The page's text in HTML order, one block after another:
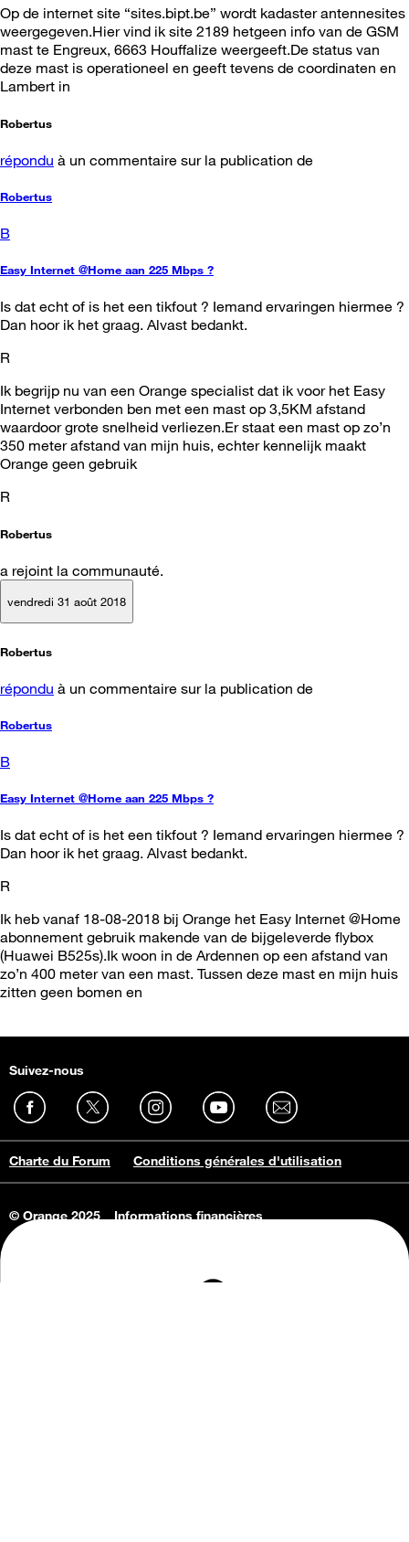
Op de internet site “sites.bipt.be” wordt kadaster antennesites
weergegeven.Hier vind ik site 2189 hetgeen info van de GSM
mast te Engreux, 6663 Houffalize weergeeft.De status van
deze mast is operationeel en geeft tevens de coordinaten en
Lambert in
Robertus
répondu à un commentaire sur la publication de
Robertus
B
Easy Internet @Home aan 225 Mbps ?
Is dat echt of is het een tikfout ? Iemand ervaringen hiermee ?
Dan hoor ik het graag. Alvast bedankt.
R
Ik begrijp nu van een Orange specialist dat ik voor het Easy
Internet verbonden ben met een mast op 3,5KM afstand
waardoor grote snelheid verliezen.Er staat een mast op zo’n
350 meter afstand van mijn huis, echter kennelijk maakt
Orange geen gebruik
R
Robertus
a rejoint la communauté.
vendredi 31 août 2018
Robertus
répondu à un commentaire sur la publication de
Robertus
B
Easy Internet @Home aan 225 Mbps ?
Is dat echt of is het een tikfout ? Iemand ervaringen hiermee ?
Dan hoor ik het graag. Alvast bedankt.
R
Ik heb vanaf 18-08-2018 bij Orange het Easy Internet @Home
abonnement gebruik makende van de bijgeleverde flybox
(Huawei B525s).Ik woon in de Ardennen op een afstand van
zo’n 400 meter van een mast. Tussen deze mast en mijn huis
zitten geen bomen en
Suivez-nous
Charte du Forum Conditions générales d'utilisation
© Orange 2025
Informations financières